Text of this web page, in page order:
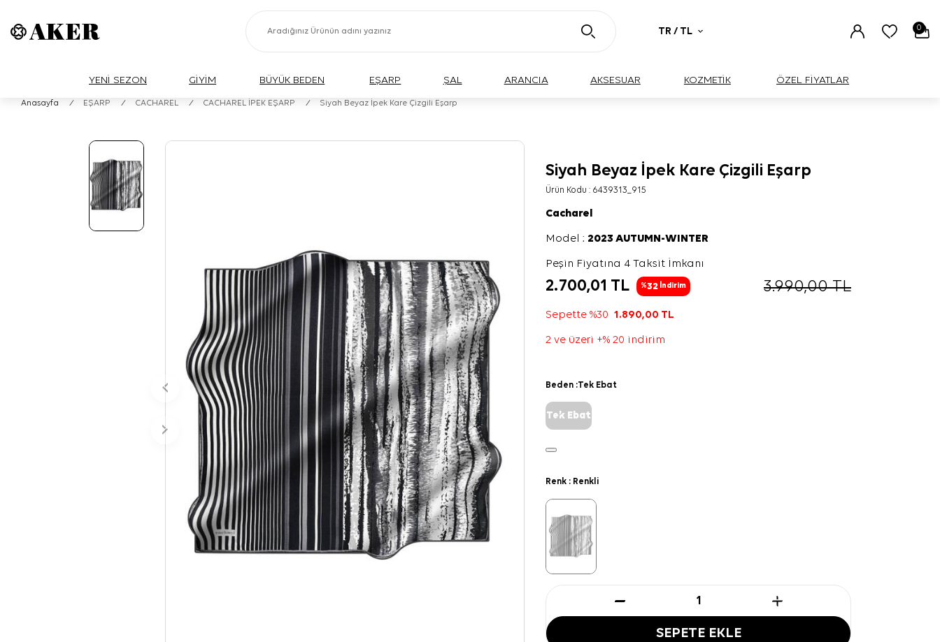
TR / TL 0
YENİ SEZON GİYİM BÜYÜK BEDEN EŞARP ŞAL ARANCIA AKSESUAR KOZMETİK ÖZEL FİYATLAR
Anasayfa / EŞARP / CACHAREL / CACHAREL İPEK EŞARP / Siyah Beyaz İpek Kare Çizgili Eşarp
Siyah Beyaz İpek Kare Çizgili Eşarp
Ürün Kodu : 6439313_915
Cacharel
Model :2023 AUTUMN-WINTER
Peşin Fiyatına 4 Taksit İmkanı
2.700,01 TL %32 İndirim 3.990,00TL
Sepette %301.890,00 TL
2 ve üzeri +% 20 indirim
Beden :Tek Ebat
Tek Ebat
Renk : Renkli
SEPETE EKLE